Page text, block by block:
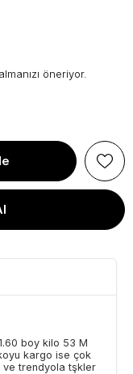
öneriyor.
boy kilo 53 M
kargo ise çok
trendyola tşkler